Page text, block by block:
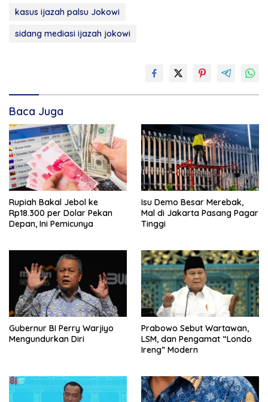
kasus ijazah palsu Jokowi
sidang mediasi ijazah jokowi
Baca Juga
Rupiah Bakal Jebol ke
Rp18.300 per Dolar Pekan
Depan, Ini Pemicunya
Isu Demo Besar Merebak,
Mal di Jakarta Pasang Pagar
Tinggi
Gubernur BI Perry Warjiyo
Mengundurkan Diri
Prabowo Sebut Wartawan,
LSM, dan Pengamat “Londo
Ireng” Modern